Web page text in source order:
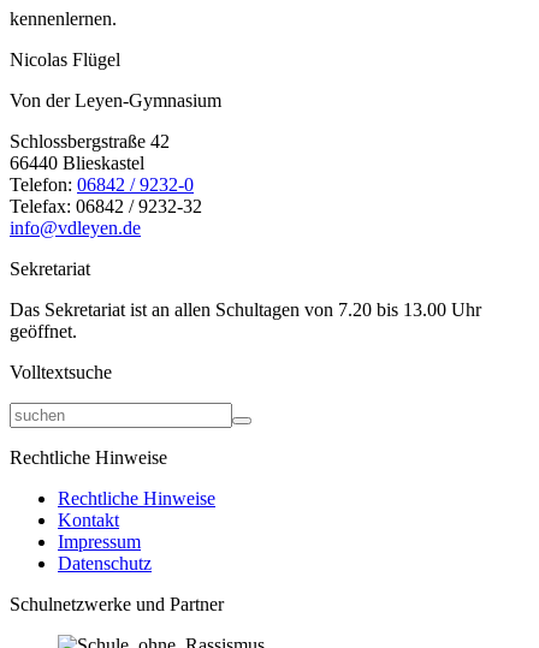
kennenlernen.
Nicolas Flügel
Von der Leyen-Gymnasium
Schlossbergstraße 42
66440 Blieskastel
Telefon: 06842 / 9232-0
Telefax: 06842 / 9232-32
info@vdleyen.de
Sekretariat
Das Sekretariat ist an allen Schultagen von 7.20 bis 13.00 Uhr
geöffnet.
Volltextsuche
Rechtliche Hinweise
Rechtliche Hinweise
Kontakt
Impressum
Datenschutz
Schulnetzwerke und Partner